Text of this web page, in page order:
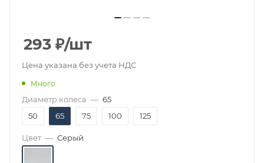
293 ₽/шт
Цена указана без учета НДС
Много
Диаметр колеса — 65
50
65 75 100 125
Цвет — Серый